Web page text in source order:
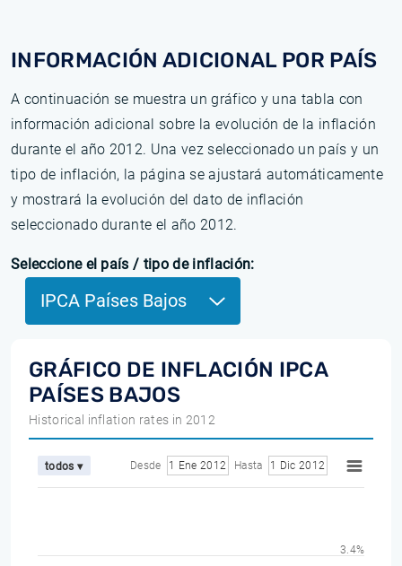
INFORMACIÓN ADICIONAL POR PAÍS
A continuación se muestra un gráfico y una tabla con
información adicional sobre la evolución de la inflación
durante el año 2012. Una vez seleccionado un país y un
tipo de inflación, la página se ajustará automáticamente
y mostrará la evolución del dato de inflación
seleccionado durante el año 2012.
Seleccione el país / tipo de inflación:
IPCA Países Bajos
GRÁFICO DE INFLACIÓN IPCA
PAÍSES BAJOS
Historical inflation rates in 2012
todos ▾ Desde 1 Ene 2012 Hasta 1 Dic 2012
3.4%